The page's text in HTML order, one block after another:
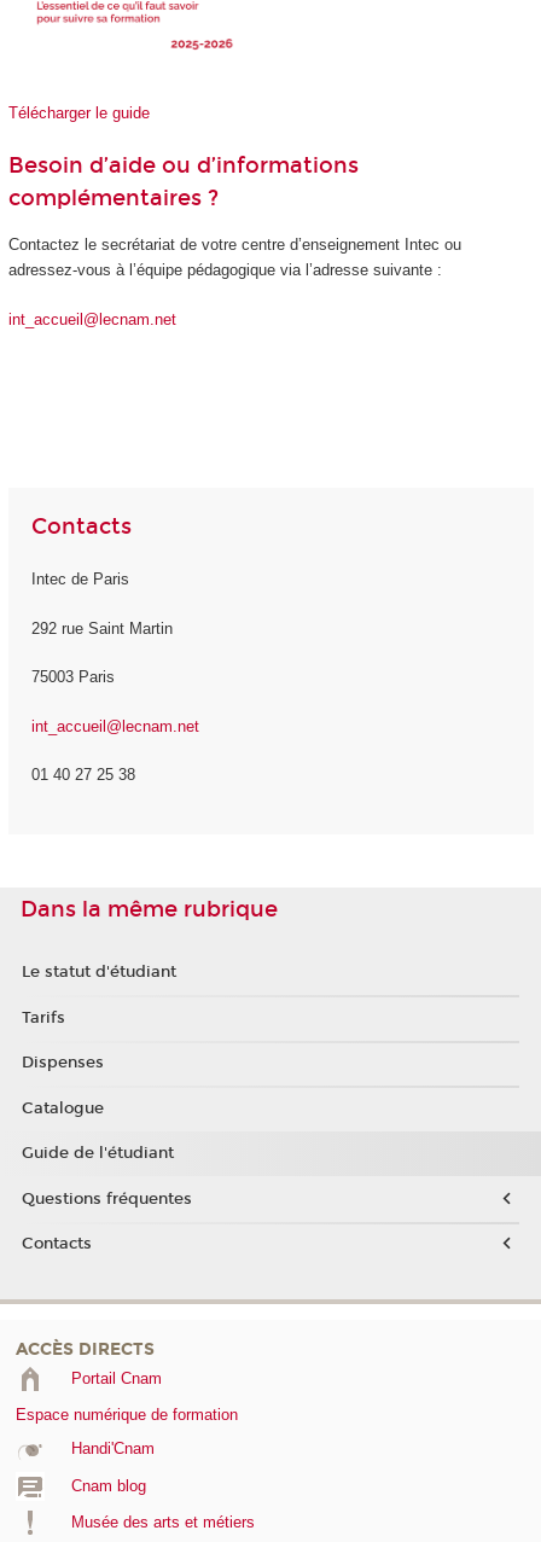
Télécharger le guide
Besoin d’aide ou d’informations
complémentaires ?
Contactez le secrétariat de votre centre d’enseignement Intec ou
adressez-vous à l’équipe pédagogique via l’adresse suivante :
int_accueil@lecnam.net
Contacts
Intec de Paris
292 rue Saint Martin
75003 Paris
int_accueil@lecnam.net
01 40 27 25 38
Dans la même rubrique
Le statut d'étudiant
Tarifs
Dispenses
Catalogue
Guide de l'étudiant
Questions fréquentes
Contacts
ACCÈS DIRECTS
Portail Cnam
Espace numérique de formation
Handi'Cnam
Cnam blog
Musée des arts et métiers